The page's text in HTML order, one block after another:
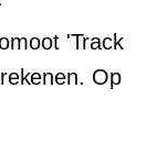
'Track
Op